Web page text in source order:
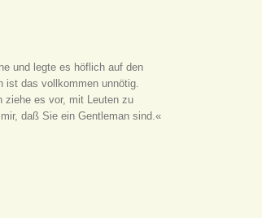
und legte es höflich auf den
ist das vollkommen unnötig.
ziehe es vor, mit Leuten zu
daß Sie ein Gentleman sind.«